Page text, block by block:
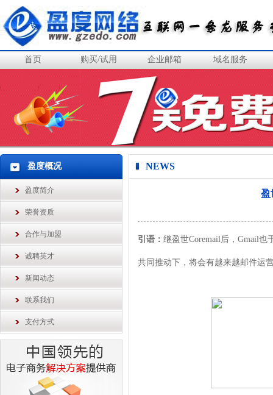
首页 购买/试用 企业邮箱 域名服务
盈度概况
盈度简介
荣誉资质
合作与加盟
诚聘英才
新闻动态
联系我们
支付方式
NEWS
盈
引语： 继盈世Coremail后，Gmail
共同推动下，将会有越来越邮件运